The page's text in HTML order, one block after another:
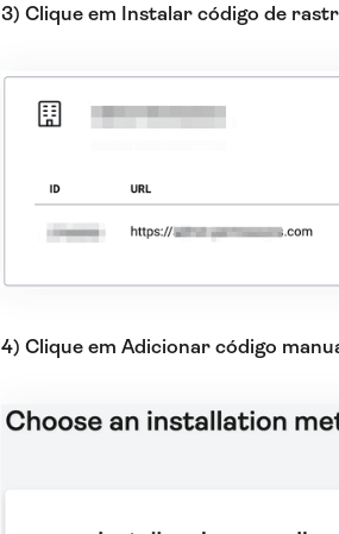
3) Clique em Instalar código de
4) Clique em Adicionar código